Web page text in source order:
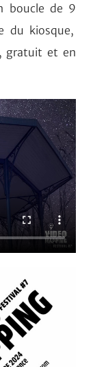
boucle de 9
du kiosque,
gratuit et en